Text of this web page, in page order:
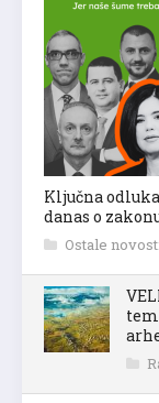
Ključna
danas o
Ostale